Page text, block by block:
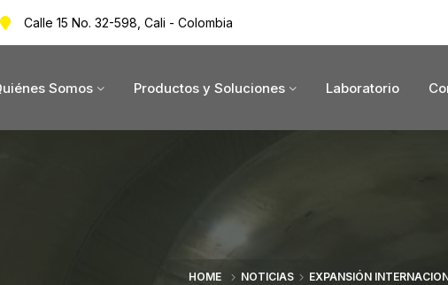
Calle 15 No. 32-598, Cali - Colombia
Somos Productos y Soluciones Laboratorio
HOME NOTICIAS EXPANSIÓN